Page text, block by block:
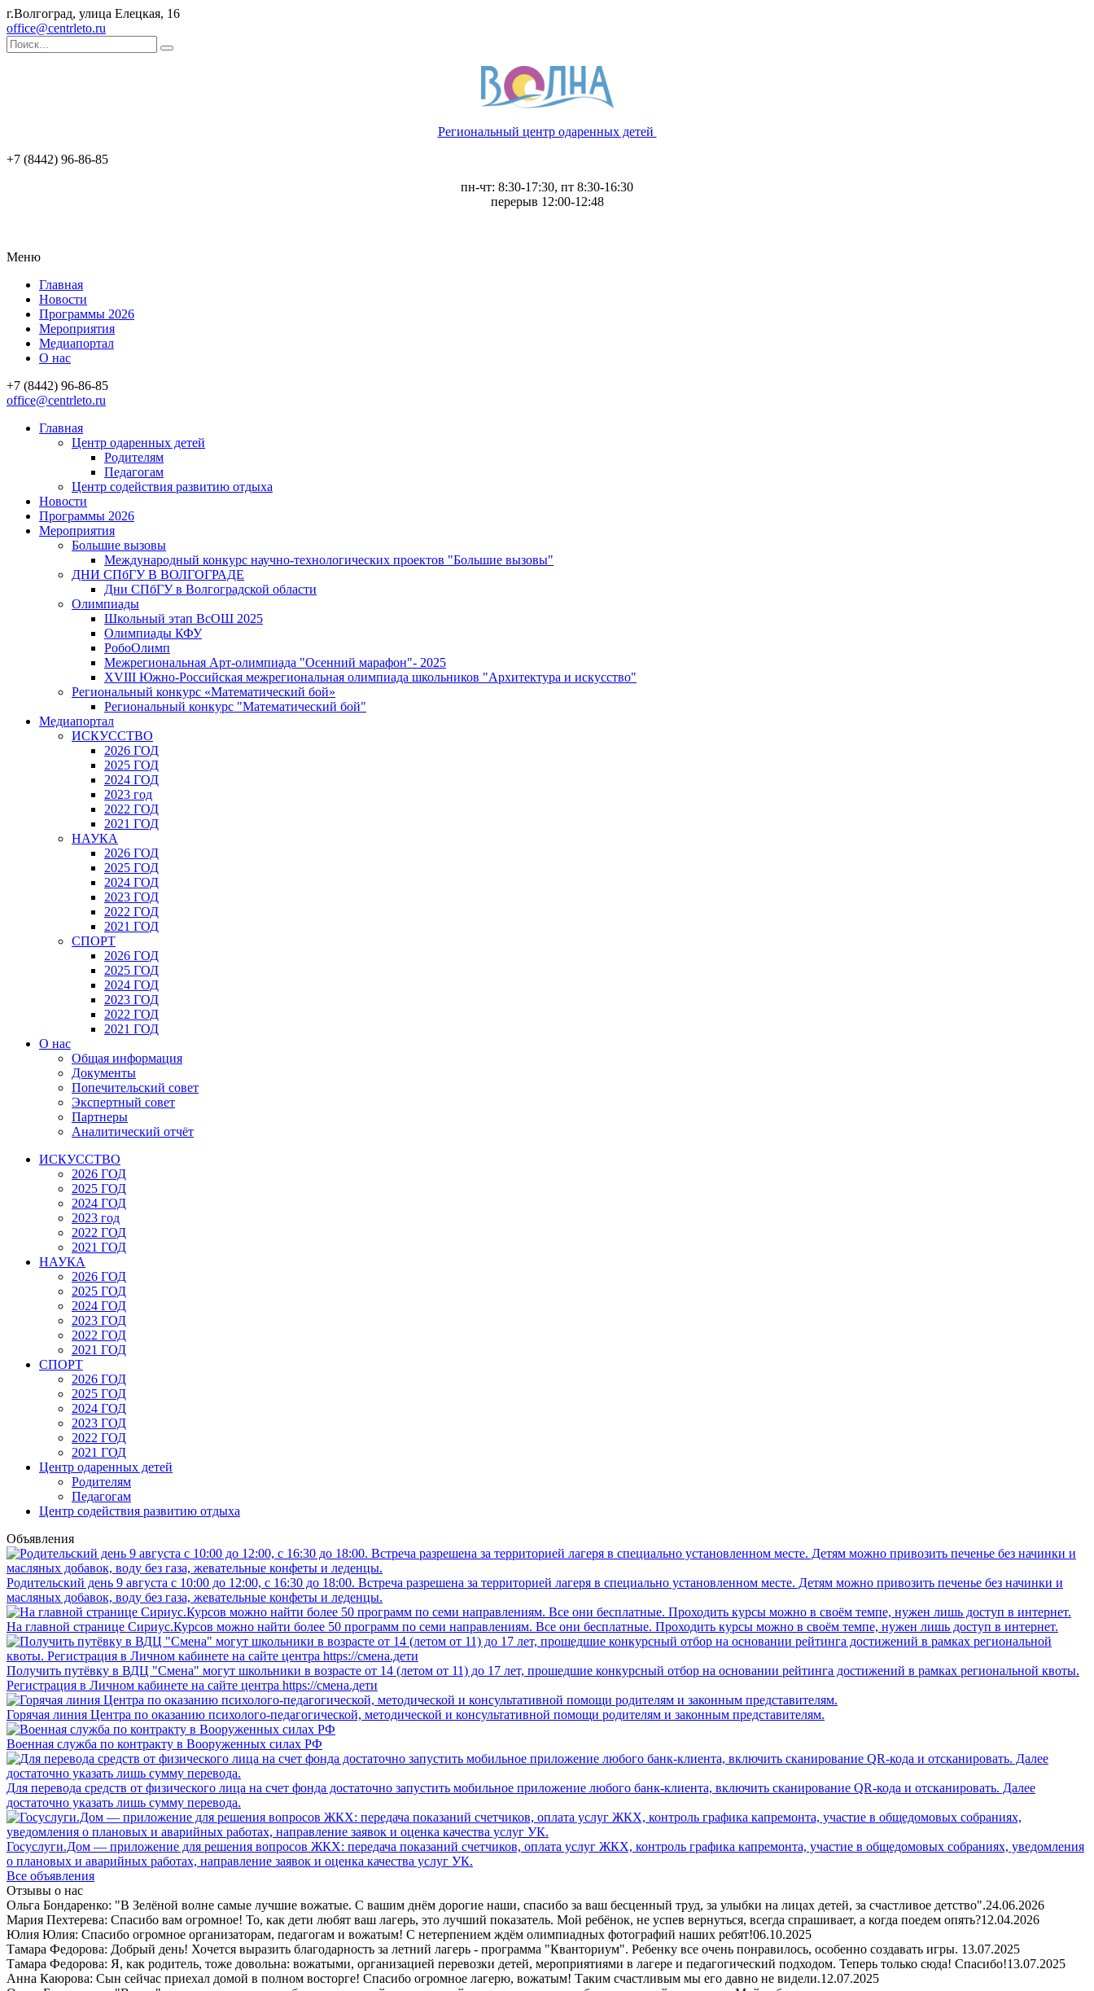
г.Волгоград, улица Елецкая, 16
office@centrleto.ru
Региональный центр одаренных детей
+7 (8442) 96-86-85
пн-чт: 8:30-17:30, пт 8:30-16:30
перерыв 12:00-12:48
Меню
Главная
Новости
Программы 2026
Мероприятия
Медиапортал
О нас
+7 (8442) 96-86-85
office@centrleto.ru
Главная
Центр одаренных детей
Родителям
Педагогам
Центр содействия развитию отдыха
Новости
Программы 2026
Мероприятия
Большие вызовы
Международный конкурс научно-технологических проектов "Большие вызовы"
ДНИ СПбГУ В ВОЛГОГРАДЕ
Дни СПбГУ в Волгоградской области
Олимпиады
Школьный этап ВсОШ 2025
Олимпиады КФУ
РобоОлимп
Межрегиональная Арт-олимпиада "Осенний марафон"- 2025
XVIII Южно-Российская межрегиональная олимпиада школьников "Архитектура и искусство"
Региональный конкурс «Математический бой»
Региональный конкурс "Математический бой"
Медиапортал
ИСКУССТВО
2026 ГОД
2025 ГОД
2024 ГОД
2023 год
2022 ГОД
2021 ГОД
НАУКА
2026 ГОД
2025 ГОД
2024 ГОД
2023 ГОД
2022 ГОД
2021 ГОД
СПОРТ
2026 ГОД
2025 ГОД
2024 ГОД
2023 ГОД
2022 ГОД
2021 ГОД
О нас
Общая информация
Документы
Попечительский совет
Экспертный совет
Партнеры
Аналитический отчёт
ИСКУССТВО
2026 ГОД
2025 ГОД
2024 ГОД
2023 год
2022 ГОД
2021 ГОД
НАУКА
2026 ГОД
2025 ГОД
2024 ГОД
2023 ГОД
2022 ГОД
2021 ГОД
СПОРТ
2026 ГОД
2025 ГОД
2024 ГОД
2023 ГОД
2022 ГОД
2021 ГОД
Центр одаренных детей
Родителям
Педагогам
Центр содействия развитию отдыха
Объявления
Родительский день 9 августа с 10:00 до 12:00, с 16:30 до 18:00. Встреча разрешена за территорией лагеря в специально установленном месте. Детям можно привозить печенье без начинки и
масляных добавок, воду без газа, жевательные конфеты и леденцы.
На главной странице Сириус.Курсов можно найти более 50 программ по семи направлениям. Все они бесплатные. Проходить курсы можно в своём темпе, нужен лишь доступ в интернет.
Получить путёвку в ВДЦ "Смена" могут школьники в возрасте от 14 (летом от 11) до 17 лет, прошедшие конкурсный отбор на основании рейтинга достижений в рамках региональной квоты.
Регистрация в Личном кабинете на сайте центра https://смена.дети
Горячая линия Центра по оказанию психолого-педагогической, методической и консультативной помощи родителям и законным представителям.
Военная служба по контракту в Вооруженных силах РФ
Для перевода средств от физического лица на счет фонда достаточно запустить мобильное приложение любого банк-клиента, включить сканирование QR-кода и отсканировать. Далее
достаточно указать лишь сумму перевода.
Госуслуги.Дом — приложение для решения вопросов ЖКХ: передача показаний счетчиков, оплата услуг ЖКХ, контроль графика капремонта, участие в общедомовых собраниях, уведомления
о плановых и аварийных работах, направление заявок и оценка качества услуг УК.
Все объявления
Отзывы о нас
Ольга Бондаренко: "В Зелёной волне самые лучшие вожатые. С вашим днём дорогие наши, спасибо за ваш бесценный труд, за улыбки на лицах детей, за счастливое детство".24.06.2026
Мария Пехтерева: Спасибо вам огромное! То, как дети любят ваш лагерь, это лучший показатель. Мой ребёнок, не успев вернуться, всегда спрашивает, а когда поедем опять?12.04.2026
Юлия Юлия: Спасибо огромное организаторам, педагогам и вожатым! С нетерпением ждём олимпиадных фотографий наших ребят!06.10.2025
Тамара Федорова: Добрый день! Хочется выразить благодарность за летний лагерь - программа "Кванториум". Ребенку все очень понравилось, особенно создавать игры. 13.07.2025
Тамара Федорова: Я, как родитель, тоже довольна: вожатыми, организацией перевозки детей, мероприятиями в лагере и педагогический подходом. Теперь только сюда! Спасибо!13.07.2025
Анна Каюрова: Сын сейчас приехал домой в полном восторге! Спасибо огромное лагерю, вожатым! Таким счастливым мы его давно не видели.12.07.2025